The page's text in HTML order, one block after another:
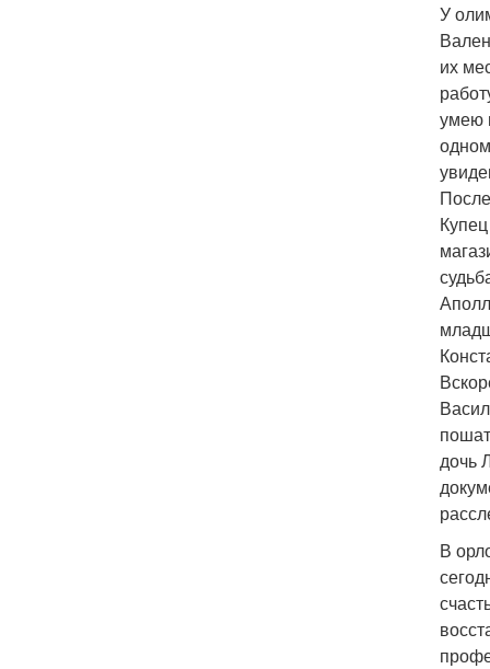
У
их
умею
дочь
В